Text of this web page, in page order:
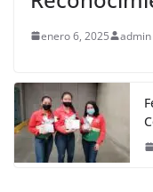
enero 6, 2025 admin